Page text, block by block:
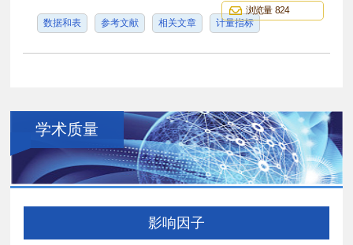
数据和表 参考文献 相关文章 计量指标
浏览量 824
学术质量
影响因子